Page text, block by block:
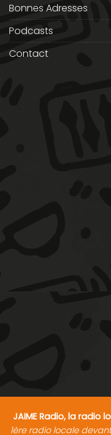
Bonnes Adresses
Podcasts
Contact
JAIME Radio, la radio
1ère radio locale